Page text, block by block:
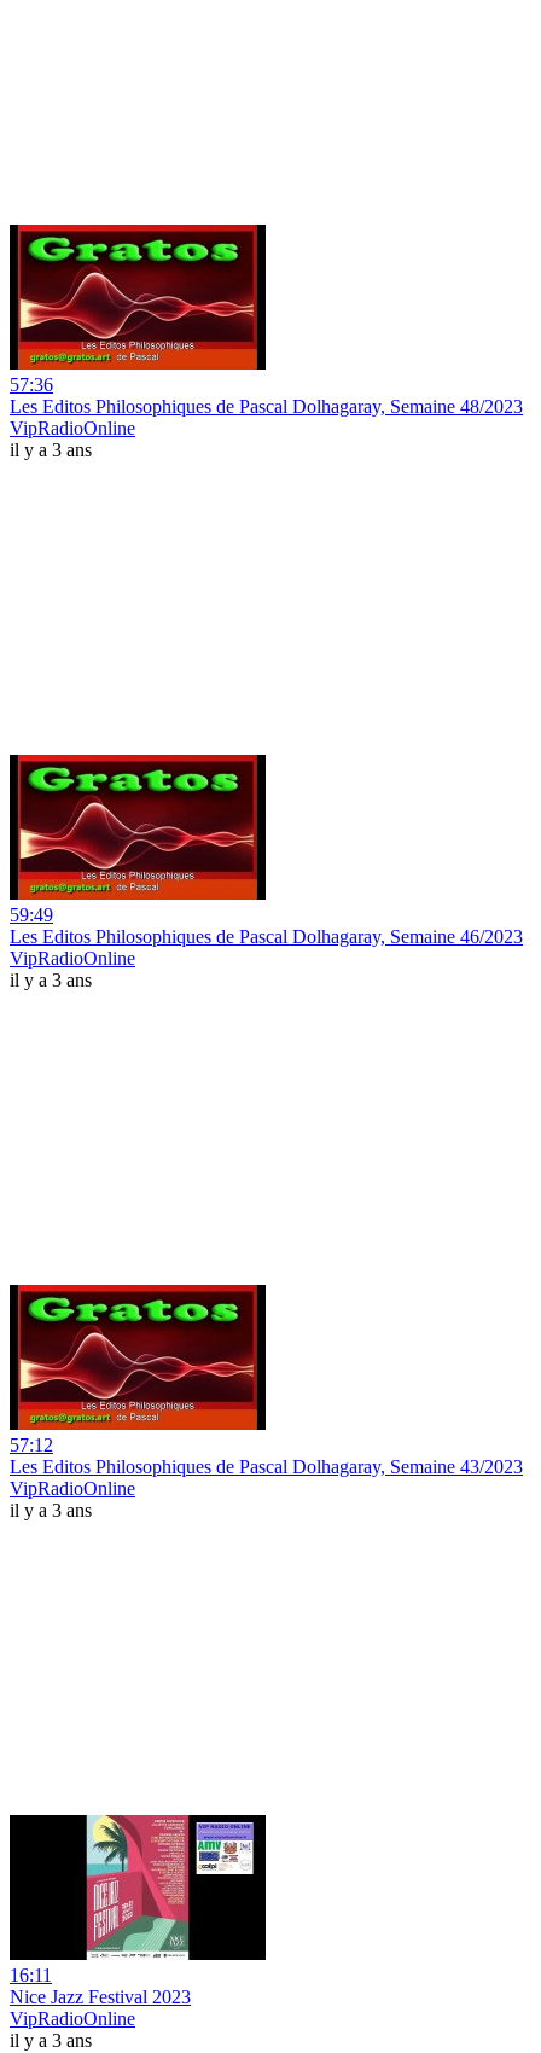
57:36
Les Editos Philosophiques de Pascal Dolhagaray, Semaine 48/2023
VipRadioOnline
il y a 3 ans
59:49
Les Editos Philosophiques de Pascal Dolhagaray, Semaine 46/2023
VipRadioOnline
il y a 3 ans
57:12
Les Editos Philosophiques de Pascal Dolhagaray, Semaine 43/2023
VipRadioOnline
il y a 3 ans
16:11
Nice Jazz Festival 2023
VipRadioOnline
il y a 3 ans